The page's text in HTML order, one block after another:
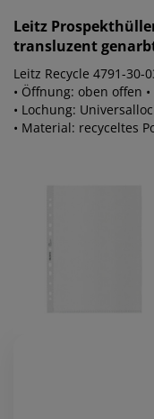
Leitz
transluzent
Leitz Recycle 4791-
• Öffnung: oben offen
• Lochung:
• Material: recyceltes